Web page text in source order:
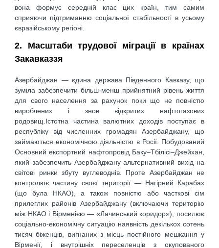
вона формує середній клас цих країн, тим самим
сприяючи підтриманню соціальної стабільності в усьому
євразійському регіоні.
2. Масштаби трудової міграції в країнах
Закавказзя
Азербайджан — єдина держава Південного Кавказу, що
зуміла забезпечити більш-менш прийнятний рівень життя
для свого населення за рахунок поки що не повністю
вироблених і знов відкритих нафтогазових
родовищ.Істотна частина валютних доходів поступає в
республіку від численних громадян Азербайджану, що
займаються економічною діяльністю в Росії. Побудований
Основний експортний нафтопровід Баку–Тбілісі–Джейхан,
який забезпечить Азербайджану альтернативний вихід на
світові ринки збуту вуглеводнів. Проте Азербайджан не
контролює частину своєї території — Нагірний Карабах
(що була НКАО), а також повністю або часткові сім
прилеглих районів Азербайджану (включаючи територію
між НКАО і Вірменією — «Лачинський коридор»); посилює
соціально-економічну ситуацію наявність декількох сотень
тисяч біженців, вигнаних з місць постійного мешкання у
Вірменії, і внутрішніх переселенців з окупованого